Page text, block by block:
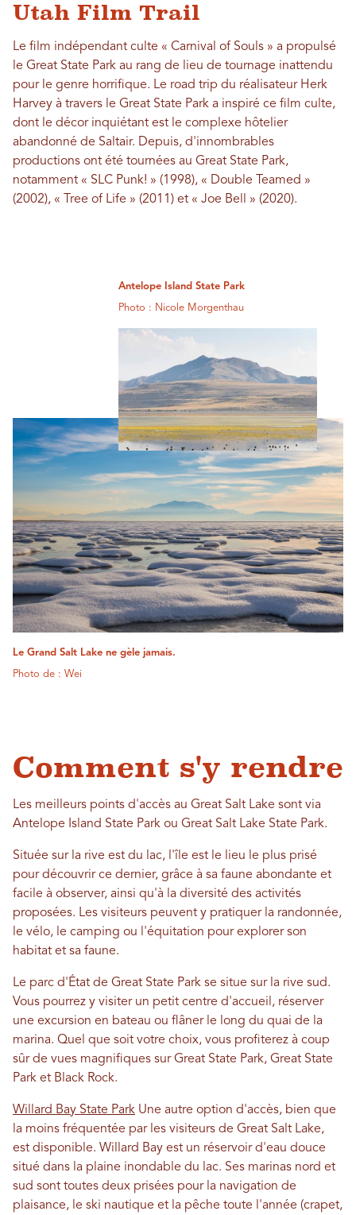
Utah Film Trail
Le film indépendant culte « Carnival of Souls » a propulsé
le Great State Park au rang de lieu de tournage inattendu
pour le genre horrifique. Le road trip du réalisateur Herk
Harvey à travers le Great State Park a inspiré ce film culte,
dont le décor inquiétant est le complexe hôtelier
abandonné de Saltair. Depuis, d'innombrables
productions ont été tournées au Great State Park,
notamment « SLC Punk! » (1998), « Double Teamed »
(2002), « Tree of Life » (2011) et « Joe Bell » (2020).
Antelope Island State Park
Photo : Nicole Morgenthau
Le Grand Salt Lake ne gèle jamais.
Photo de : Wei
Comment s'y rendre
Les meilleurs points d'accès au Great Salt Lake sont via
Antelope Island State Park ou Great Salt Lake State Park.
Située sur la rive est du lac, l'île est le lieu le plus prisé
pour découvrir ce dernier, grâce à sa faune abondante et
facile à observer, ainsi qu'à la diversité des activités
proposées. Les visiteurs peuvent y pratiquer la randonnée,
le vélo, le camping ou l'équitation pour explorer son
habitat et sa faune.
Le parc d'État de Great State Park se situe sur la rive sud.
Vous pourrez y visiter un petit centre d'accueil, réserver
une excursion en bateau ou flâner le long du quai de la
marina. Quel que soit votre choix, vous profiterez à coup
sûr de vues magnifiques sur Great State Park, Great State
Park et Black Rock.
Willard Bay State Park Une autre option d'accès, bien que
la moins fréquentée par les visiteurs de Great Salt Lake,
est disponible. Willard Bay est un réservoir d'eau douce
situé dans la plaine inondable du lac. Ses marinas nord et
sud sont toutes deux prisées pour la navigation de
plaisance, le ski nautique et la pêche toute l'année (crapet,